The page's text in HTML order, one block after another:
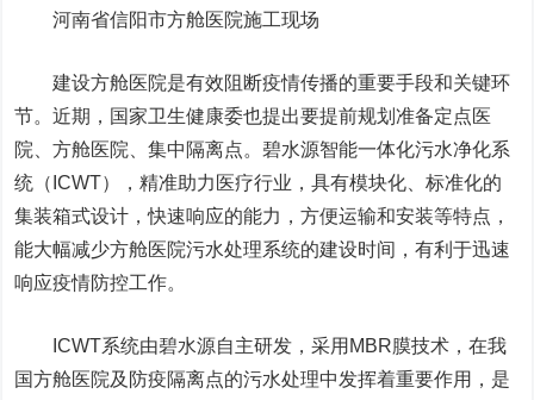
河南省信阳市方舱医院施工现场
建设方舱医院是有效阻断疫情传播的重要手段和关键环
节。近期，国家卫生健康委也提出要提前规划准备定点医
院、方舱医院、集中隔离点。碧水源智能一体化污水净化系
统（ICWT），精准助力医疗行业，具有模块化、标准化的
集装箱式设计，快速响应的能力，方便运输和安装等特点，
能大幅减少方舱医院污水处理系统的建设时间，有利于迅速
响应疫情防控工作。
ICWT系统由碧水源自主研发，采用MBR膜技术，在我
国方舱医院及防疫隔离点的污水处理中发挥着重要作用，是